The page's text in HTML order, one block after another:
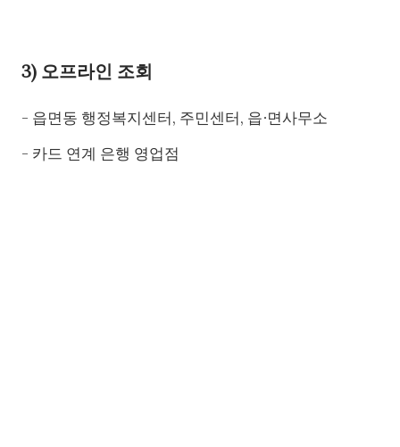
3) 오프라인 조회
- 읍면동 행정복지센터, 주민센터, 읍∙면사무소
- 카드 연계 은행 영업점